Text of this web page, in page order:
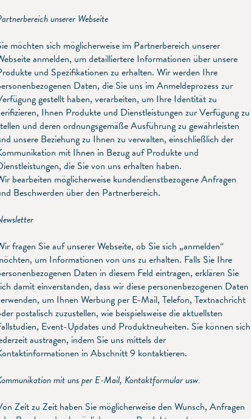
unserer Webseite
möchten sich möglicherweise im Partnerbereich unserer
anmelden, um detailliertere Informationen über unsere
und Spezifikationen zu erhalten. Wir werden Ihre
Daten, die Sie uns im Anmeldeprozess zur
gestellt haben, verarbeiten, um Ihre Identität zu
Ihnen Produkte und Dienstleistungen zur Verfügung zu
und deren ordnungsgemäße Ausführung zu gewährleisten
unsere Beziehung zu Ihnen zu verwalten, einschließlich der
mit Ihnen in Bezug auf Produkte und
die Sie von uns erhalten haben.
bearbeiten möglicherweise kundendienstbezogene Anfragen
Beschwerden über den Partnerbereich.
fragen Sie auf unserer Webseite, ob Sie sich „anmelden“
um Informationen von uns zu erhalten. Falls Sie Ihre
Daten in diesem Feld eintragen, erklären Sie
damit einverstanden, dass wir diese personenbezogenen Daten
um Ihnen Werbung per E-Mail, Telefon, Textnachricht
postalisch zuzustellen, wie beispielsweise die aktuellsten
Event-Updates und Produktneuheiten. Sie können sich
austragen, indem Sie uns mittels der
in Abschnitt 9 kontaktieren.
mit uns per E-Mail, Kontaktformular usw.
Zeit zu Zeit haben Sie möglicherweise den Wunsch, Anfragen